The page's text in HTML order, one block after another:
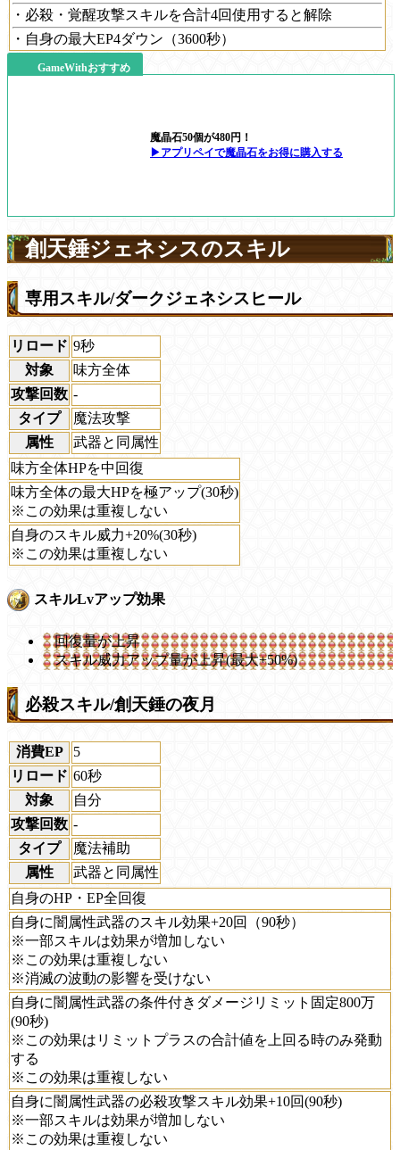
・必殺・覚醒攻撃スキルを合計4回使用すると解除
・自身の最大EP4ダウン（3600秒）
GameWithおすすめ
魔晶石50個が480円！
▶アプリペイで魔晶石をお得に購入する
創天錘ジェネシスのスキル
専用スキル/ダークジェネシスヒール
リロード 9秒
対象
味方全体
攻撃回数 -
タイプ
魔法攻撃
属性
武器と同属性
味方全体HPを中回復
味方全体の最大HPを極アップ(30秒)
※この効果は重複しない
自身のスキル威力+20%(30秒)
※この効果は重複しない
スキルLvアップ効果
回復量が上昇
スキル威力アップ量が上昇(最大+50%)
必殺スキル/創天錘の夜月
消費EP
5
リロード 60秒
対象
自分
攻撃回数 -
タイプ
魔法補助
属性
武器と同属性
自身のHP・EP全回復
自身に闇属性武器のスキル効果+20回（90秒）
※一部スキルは効果が増加しない
※この効果は重複しない
※消滅の波動の影響を受けない
自身に闇属性武器の条件付きダメージリミット固定800万
(90秒)
※この効果はリミットプラスの合計値を上回る時のみ発動
する
※この効果は重複しない
自身に闇属性武器の必殺攻撃スキル効果+10回(90秒)
※一部スキルは効果が増加しない
※この効果は重複しない